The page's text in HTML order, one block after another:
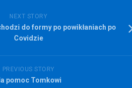
NEXT STORY
do formy po powikłaniach po
Covidzie
PREVIOUS STORY
pomoc Tomkowi